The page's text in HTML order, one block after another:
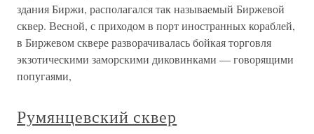
здания Биржи, располагался так называемый Биржевой
сквер. Весной, с приходом в порт иностранных кораблей,
в Биржевом сквере разворачивалась бойкая торговля
экзотическими заморскими диковинками — говорящими
попугаями,
Румянцевский сквер